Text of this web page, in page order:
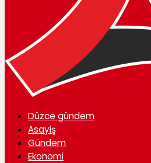
Düzce gündem
Asayiş
Gündem
Ekonomi